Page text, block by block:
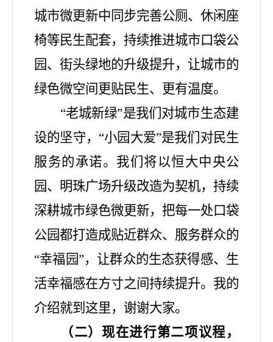
城市微更新中同步完善公厕、休闲座
椅等民生配套，持续推进城市口袋公
园、街头绿地的升级提升，让城市的
绿色微空间更贴民生、更有温度。
“老城新绿”是我们对城市生态建
设的坚守，“小园大爱”是我们对民生
服务的承诺。我们将以恒大中央公
园、明珠广场升级改造为契机，持续
深耕城市绿色微更新，把每一处口袋
公园都打造成贴近群众、服务群众的
“幸福园”，让群众的生态获得感、生
活幸福感在方寸之间持续提升。我的
介绍就到这里，谢谢大家。
（二） 现在进行第二项议程，